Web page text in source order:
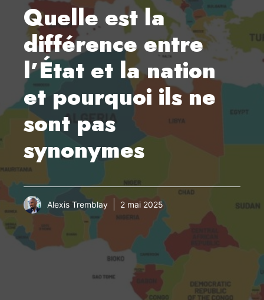
Quelle est la
différence entre
l’État et la nation
et pourquoi ils ne
sont pas
synonymes
Alexis Tremblay 2 mai 2025